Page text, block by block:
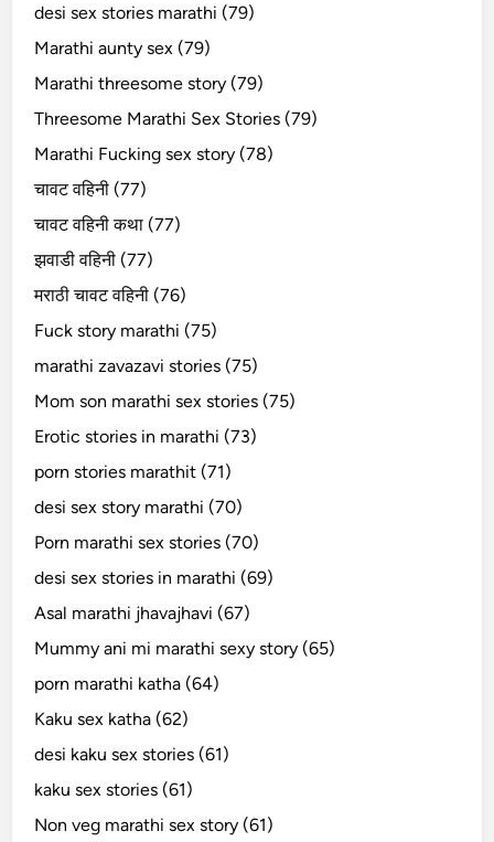
desi sex stories marathi (79)
Marathi aunty sex (79)
Marathi threesome story (79)
Threesome Marathi Sex Stories (79)
Marathi Fucking sex story (78)
चावट वहिनी (77)
चावट वहिनी कथा (77)
झवाडी वहिनी (77)
मराठी चावट वहिनी (76)
Fuck story marathi (75)
marathi zavazavi stories (75)
Mom son marathi sex stories (75)
Erotic stories in marathi (73)
porn stories marathit (71)
desi sex story marathi (70)
Porn marathi sex stories (70)
desi sex stories in marathi (69)
Asal marathi jhavajhavi (67)
Mummy ani mi marathi sexy story (65)
porn marathi katha (64)
Kaku sex katha (62)
desi kaku sex stories (61)
kaku sex stories (61)
Non veg marathi sex story (61)